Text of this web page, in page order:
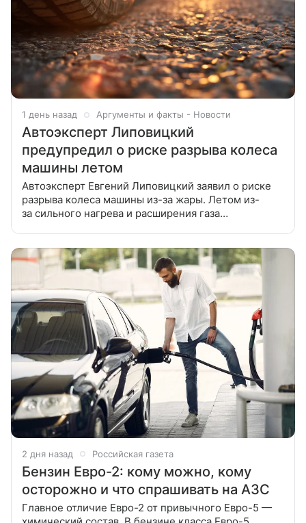
1 день назад Аргументы и факты - Новости
Автоэксперт Липовицкий
предупредил о риске разрыва колеса
машины летом
Автоэксперт Евгений Липовицкий заявил о риске
разрыва колеса машины из-за жары. Летом из-
за сильного нагрева и расширения газа
2 дня назад Российская газета
Бензин Евро-2: кому можно, кому
осторожно и что спрашивать на АЗС
Главное отличие Евро-2 от привычного Евро-5 —